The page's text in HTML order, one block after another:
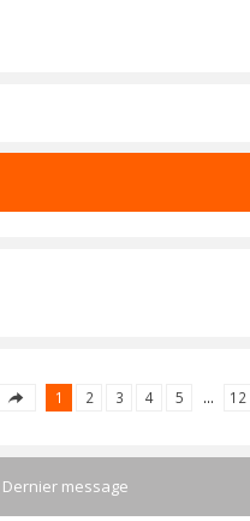
1 2 3 4 5 … 12
Dernier message